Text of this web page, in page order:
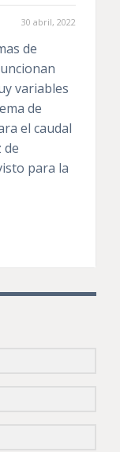
30 abril, 2022
de
variables
de
el caudal
de
para la